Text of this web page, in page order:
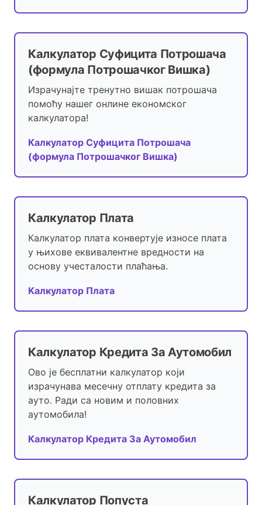
Калкулатор Суфицита Потрошача
(формула Потрошачког Вишка)
Израчунајте тренутно вишак потрошача
помоћу нашег онлине економског
калкулатора!
Калкулатор Суфицита Потрошача
(формула Потрошачког Вишка)
Калкулатор Плата
Калкулатор плата конвертује износе плата
у њихове еквивалентне вредности на
основу учесталости плаћања.
Калкулатор Плата
Калкулатор Кредита За Аутомобил
Ово је бесплатни калкулатор који
израчунава месечну отплату кредита за
ауто. Ради са новим и половних
аутомобила!
Калкулатор Кредита За Аутомобил
Калкулатор Попуста